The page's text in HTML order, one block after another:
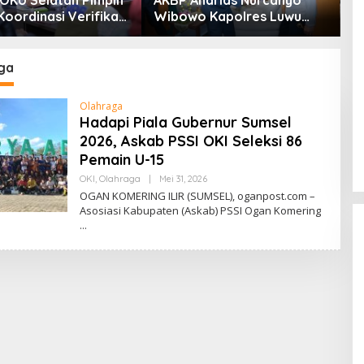
Verifikasi
Rehabilitasi Dan
Bersama
Wibowo Kapolres Luwu
Kunjungi DPRD, Jalin
Olahraga
Hadapi Piala Gubernur Sumsel
2026, Askab PSSI OKI Seleksi 86
Pemain U-15
OKI, Olahraga Mei 31, 2026O
E
H
O
OGAN KOMERING ILIR (SUMSEL), oganpost.com –
Asosiasi Kabupaten (Askab) PSSI Ogan Komering